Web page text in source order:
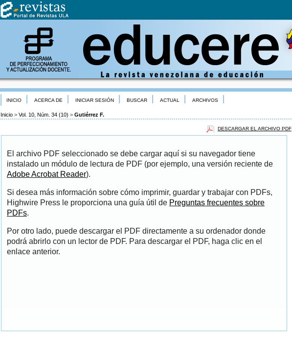
INICIO ACERCA DE INICIAR SESIÓN BUSCAR ACTUAL ARCHIVOS
Inicio > Vol. 10, Núm. 34 (10) > Gutiérrez F.
DESCARGAR EL ARCHIVO PDF
El archivo PDF seleccionado se debe cargar aquí si su navegador tiene
instalado un módulo de lectura de PDF (por ejemplo, una versión reciente de
Adobe Acrobat Reader).
Si desea más información sobre cómo imprimir, guardar y trabajar con PDFs,
Highwire Press le proporciona una guía útil de Preguntas frecuentes sobre
PDFs.
Por otro lado, puede descargar el PDF directamente a su ordenador donde
podrá abrirlo con un lector de PDF. Para descargar el PDF, haga clic en el
enlace anterior.